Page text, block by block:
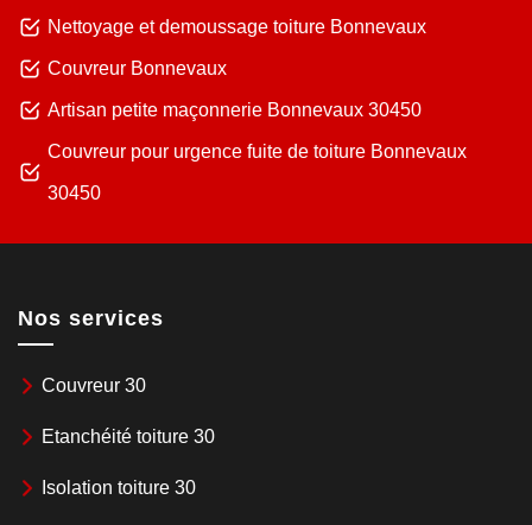
Nettoyage et demoussage toiture Bonnevaux
Couvreur Bonnevaux
Artisan petite maçonnerie Bonnevaux 30450
Couvreur pour urgence fuite de toiture Bonnevaux
30450
Nos services
Couvreur 30
Etanchéité toiture 30
Isolation toiture 30